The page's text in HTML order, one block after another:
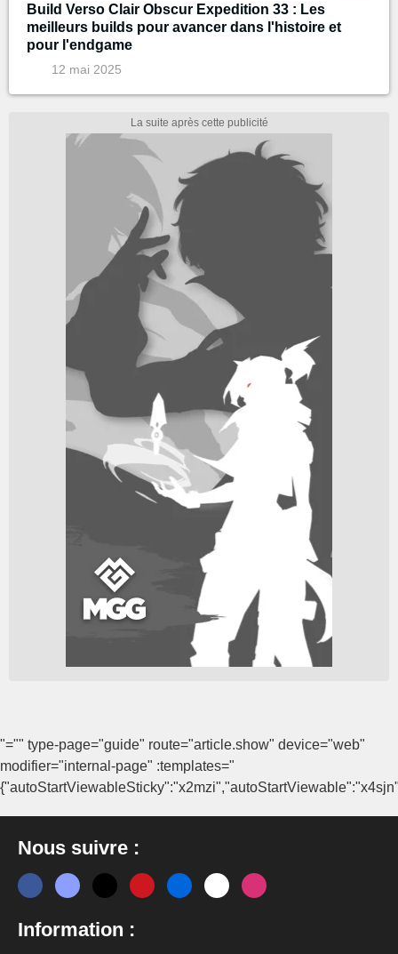
Build Verso Clair Obscur Expedition 33 : Les
meilleurs builds pour avancer dans l'histoire et
pour l'endgame
12 mai 2025
"="" type-page="guide" route="article.show" device="web"
modifier="internal-page" :templates="
Nous suivre :
Information :